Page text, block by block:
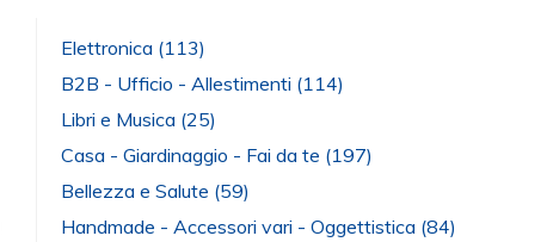
Elettronica (113)
B2B - Ufficio - Allestimenti (114)
Libri e Musica (25)
Casa - Giardinaggio - Fai da te (197)
Bellezza e Salute (59)
Handmade - Accessori vari - Oggettistica (84)